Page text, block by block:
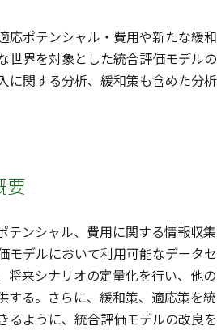
応ポテンシャル・費用や新たな緩和
世界を対象とした統合評価モデルの
に関する分析、緩和策も含めた分析
要
テンシャル、費用に関する情報収集
モデルにおいて利用可能なデータセ
将来シナリオの定量化を行い、他の
する。さらに、緩和策、適応策を統
るように、統合評価モデルの改良を